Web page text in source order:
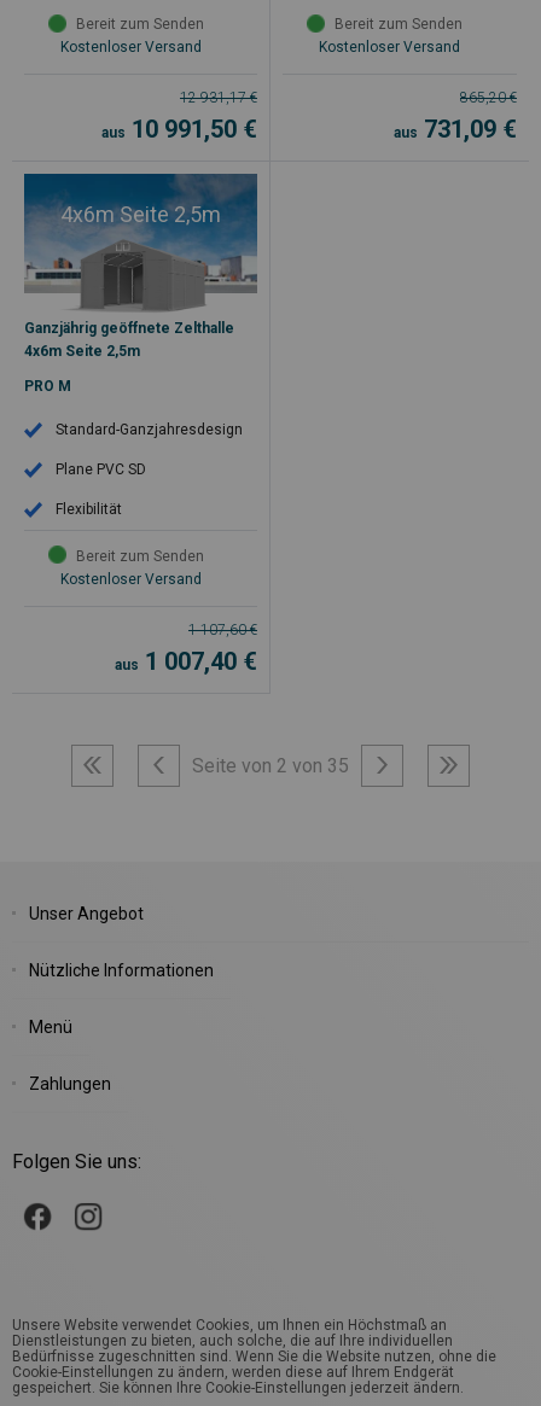
Bereit zum Senden
Kostenloser Versand
12 931,17€
aus 10 991,50 €
Bereit zum Senden
Kostenloser Versand
865,20€
aus 731,09 €
4x6m Seite 2,5m
Ganzjährig geöffnete Zelthalle
4x6m Seite 2,5m
PRO M
Standard-Ganzjahresdesign
Plane PVC SD
Flexibilität
Bereit zum Senden
Kostenloser Versand
1 107,60€
aus 1 007,40 €
Seite von 2 von 35
Unser Angebot
Nützliche Informationen
Menü
Zahlungen
Folgen Sie uns:
Unsere Website verwendet Cookies, um Ihnen ein Höchstmaß an
Dienstleistungen zu bieten, auch solche, die auf Ihre individuellen
Bedürfnisse zugeschnitten sind. Wenn Sie die Website nutzen, ohne die
Cookie-Einstellungen zu ändern, werden diese auf Ihrem Endgerät
gespeichert. Sie können Ihre Cookie-Einstellungen jederzeit ändern.